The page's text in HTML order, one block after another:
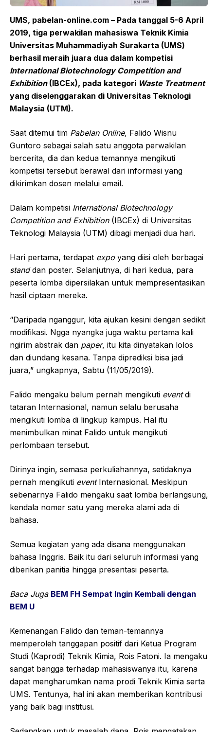
UMS, pabelan-online.com – Pada tanggal 5-6 April
2019, tiga perwakilan mahasiswa Teknik Kimia
Universitas Muhammadiyah Surakarta (UMS)
berhasil meraih juara dua dalam kompetisi
International Biotechnology Competition and
Exhibition(IBCEx), pada kategori Waste Treatment
yang diselenggarakan di Universitas Teknologi
Malaysia (UTM).
Saat ditemui tim Pabelan Online, Falido Wisnu
Guntoro sebagai salah satu anggota perwakilan
bercerita, dia dan kedua temannya mengikuti
kompetisi tersebut berawal dari informasi yang
dikirimkan dosen melalui email.
Dalam kompetisi International Biotechnology
Competition and Exhibition(IBCEx) di Universitas
Teknologi Malaysia (UTM) dibagi menjadi dua hari.
Hari pertama, terdapat expo yang diisi oleh berbagai
standdan poster. Selanjutnya, di hari kedua, para
peserta lomba dipersilakan untuk mempresentasikan
hasil ciptaan mereka.
“Daripada nganggur, kita ajukan kesini dengan sedikit
modifikasi. Ngga nyangka juga waktu pertama kali
ngirim abstrak dan paper, itu kita dinyatakan lolos
dan diundang kesana. Tanpa diprediksi bisa jadi
juara,” ungkapnya, Sabtu (11/05/2019).
Falido mengaku belum pernah mengikuti eventdi
tataran Internasional, namun selalu berusaha
mengikuti lomba di lingkup kampus. Hal itu
menimbulkan minat Falido untuk mengikuti
perlombaan tersebut.
Dirinya ingin, semasa perkuliahannya, setidaknya
pernah mengikuti event Internasional. Meskipun
sebenarnya Falido mengaku saat lomba berlangsung,
kendala nomer satu yang mereka alami ada di
bahasa.
Semua kegiatan yang ada disana menggunakan
bahasa Inggris. Baik itu dari seluruh informasi yang
diberikan panitia hingga presentasi peserta.
Baca Juga BEM FH Sempat Ingin Kembali dengan
BEM U
Kemenangan Falido dan teman-temannya
memperoleh tanggapan positif dari Ketua Program
Studi (Kaprodi) Teknik Kimia, Rois Fatoni. Ia mengaku
sangat bangga terhadap mahasiswanya itu, karena
dapat mengharumkan nama prodi Teknik Kimia serta
UMS. Tentunya, hal ini akan memberikan kontribusi
yang baik bagi institusi.